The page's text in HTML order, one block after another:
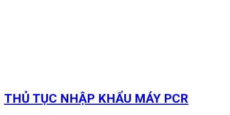
THỦ TỤC NHẬP KHẨU MÁY PCR